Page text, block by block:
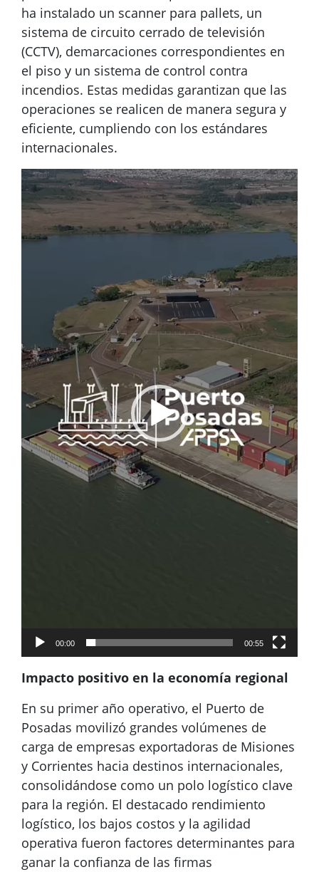
ha instalado un scanner para pallets, un
sistema de circuito cerrado de televisión
(CCTV), demarcaciones correspondientes en
el piso y un sistema de control contra
incendios. Estas medidas garantizan que las
operaciones se realicen de manera segura y
eficiente, cumpliendo con los estándares
internacionales.
Reproductor
de
vídeo
00:00 00:55
Impacto positivo en la economía regional
En su primer año operativo, el Puerto de
Posadas movilizó grandes volúmenes de
carga de empresas exportadoras de Misiones
y Corrientes hacia destinos internacionales,
consolidándose como un polo logístico clave
para la región. El destacado rendimiento
logístico, los bajos costos y la agilidad
operativa fueron factores determinantes para
ganar la confianza de las firmas